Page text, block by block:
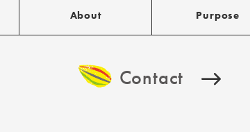
About Purpose
Contact